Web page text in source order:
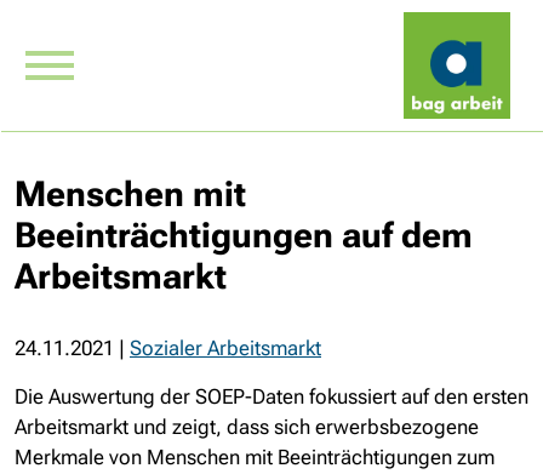
Menschen mit
Beeinträchtigungen auf dem
Arbeitsmarkt
24.11.2021 | Sozialer Arbeitsmarkt
Die Auswertung der SOEP-Daten fokussiert auf den ersten
Arbeitsmarkt und zeigt, dass sich erwerbsbezogene
Merkmale von Menschen mit Beeinträchtigungen zum